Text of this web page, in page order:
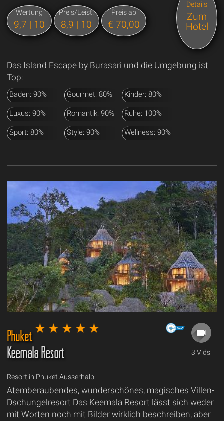
Wertung
9,7 | 10
Preis/Leist.
8,9 | 10
Preis ab
€ 70,00
Details
Zum
Hotel
Das Island Escape by Burasari und die Umgebung ist
Top:
Baden: 90% Gourmet: 80% Kinder: 80%
Luxus: 90% Romantik: 90% Ruhe: 100%
Sport: 80% Style: 90% Wellness: 90%
3 Vids
Phuket
Keemala Resort
Resort in Phuket Ausserhalb
Atemberaubendes, wunderschönes, magisches Villen-
Dschungelresort Das Keemala Resort lässt sich weder
mit Worten noch mit Bilder wirklich beschreiben, aber